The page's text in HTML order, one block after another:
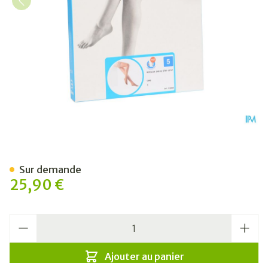
25,90 €
Ajouter au panier
Sur demande